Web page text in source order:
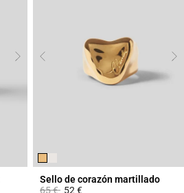
Sello de corazón martillado
Price reduced from
65 €to52 €